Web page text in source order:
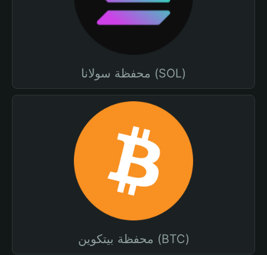
محفظة سولانا (SOL)
محفظة بيتكوين (BTC)